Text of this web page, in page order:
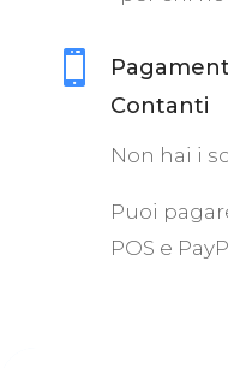

Contanti
Non hai i
Puoi
POS e